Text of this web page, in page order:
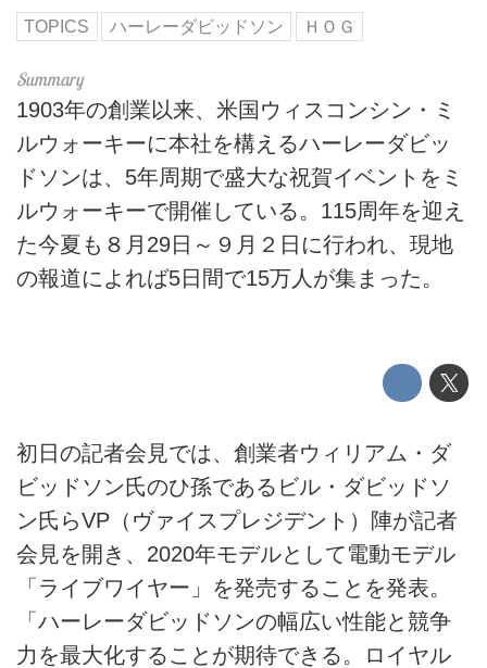
TOPICS ハーレーダビッドソン ＨＯＧ
1903年の創業以来、米国ウィスコンシン・ミ
ルウォーキーに本社を構えるハーレーダビッ
ドソンは、5年周期で盛大な祝賀イベントをミ
ルウォーキーで開催している。115周年を迎え
た今夏も８月29日～９月２日に行われ、現地
の報道によれば5日間で15万人が集まった。
初日の記者会見では、創業者ウィリアム・ダ
ビッドソン氏のひ孫であるビル・ダビッドソ
ン氏らVP（ヴァイスプレジデント）陣が記者
会見を開き、2020年モデルとして電動モデル
「ライブワイヤー」を発売することを発表。
「ハーレーダビッドソンの幅広い性能と競争
力を最大化することが期待できる。ロイヤル